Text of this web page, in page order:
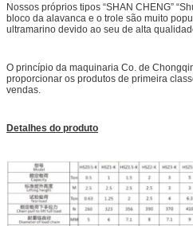
Nossos próprios tipos “SHAN CHENG”
bloco da alavanca e o trole são muito
ultramarino devido ao seu de alta
O princípio da maquinaria Co. de
proporcionar os produtos de primeira
vendas.
Detalhes do produto